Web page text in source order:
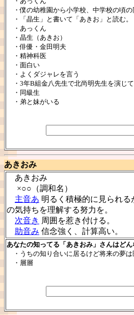
・僕の幼稚園から小学校、中学校の頃の
・「晶生」と書いて「あきお」と読む。
・あっくん
・晶生（あきお）
・俳優・金田明夫
・精神科医
・面白い
・よくダジャレを言う
・3年B組金八先生で北尚明先生を演じ
・同級生
・弟と妹がいる
あきおみ
あきおみ
×○○（調和名）
主音あ 明るく積極的に見られる
の気持ちを理解する努力を。
次音き 周囲を惹き付ける。
助音み 信念強く、計算高い。
あなたの知ってる「あきおみ」さんはどん
・うちの知り合いに居るけど将来の夢は
・層層